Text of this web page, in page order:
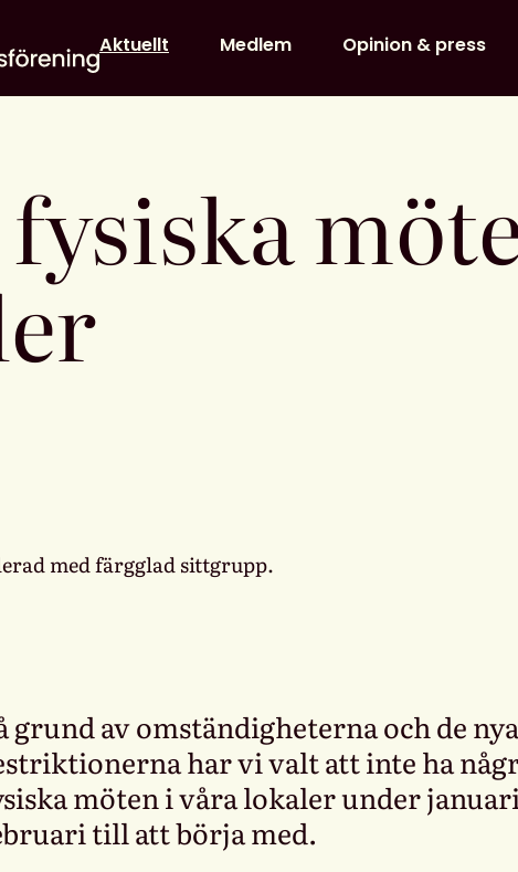
Home
Aktuellt Medlem Opinion & press
grund av omständigheterna och de nya
har vi valt att inte ha
möten i våra lokaler under
till att börja med.